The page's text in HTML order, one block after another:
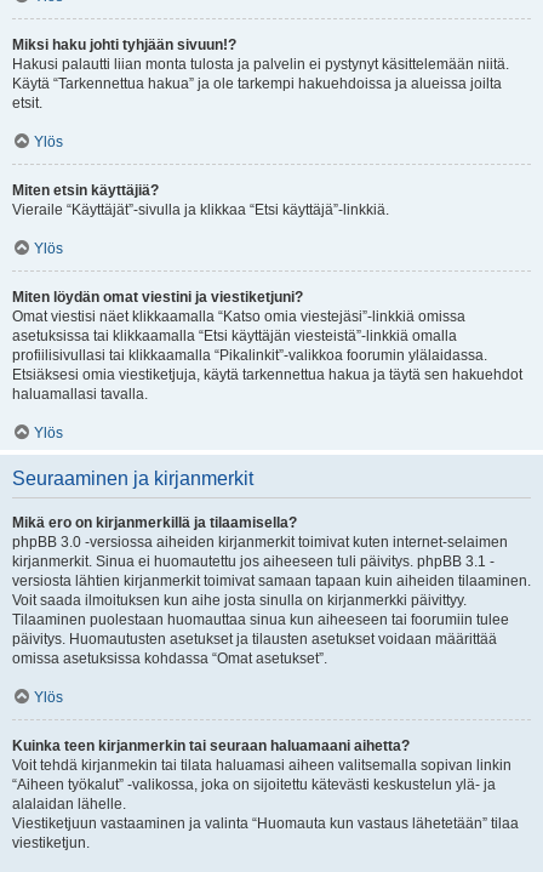
Miksi haku johti tyhjään sivuun!?
Hakusi palautti liian monta tulosta ja palvelin ei pystynyt käsittelemään niitä.
Käytä “Tarkennettua hakua” ja ole tarkempi hakuehdoissa ja alueissa joilta
etsit.
Ylös
Miten etsin käyttäjiä?
Vieraile “Käyttäjät”-sivulla ja klikkaa “Etsi käyttäjä”-linkkiä.
Ylös
Miten löydän omat viestini ja viestiketjuni?
Omat viestisi näet klikkaamalla “Katso omia viestejäsi”-linkkiä omissa
asetuksissa tai klikkaamalla “Etsi käyttäjän viesteistä”-linkkiä omalla
profiilisivullasi tai klikkaamalla “Pikalinkit”-valikkoa foorumin ylälaidassa.
Etsiäksesi omia viestiketjuja, käytä tarkennettua hakua ja täytä sen hakuehdot
haluamallasi tavalla.
Ylös
Seuraaminen ja kirjanmerkit
Mikä ero on kirjanmerkillä ja tilaamisella?
phpBB 3.0 -versiossa aiheiden kirjanmerkit toimivat kuten internet-selaimen
kirjanmerkit. Sinua ei huomautettu jos aiheeseen tuli päivitys. phpBB 3.1 -
versiosta lähtien kirjanmerkit toimivat samaan tapaan kuin aiheiden tilaaminen.
Voit saada ilmoituksen kun aihe josta sinulla on kirjanmerkki päivittyy.
Tilaaminen puolestaan huomauttaa sinua kun aiheeseen tai foorumiin tulee
päivitys. Huomautusten asetukset ja tilausten asetukset voidaan määrittää
omissa asetuksissa kohdassa “Omat asetukset”.
Ylös
Kuinka teen kirjanmerkin tai seuraan haluamaani aihetta?
Voit tehdä kirjanmekin tai tilata haluamasi aiheen valitsemalla sopivan linkin
“Aiheen työkalut” -valikossa, joka on sijoitettu kätevästi keskustelun ylä- ja
alalaidan lähelle.
Viestiketjuun vastaaminen ja valinta “Huomauta kun vastaus lähetetään” tilaa
viestiketjun.